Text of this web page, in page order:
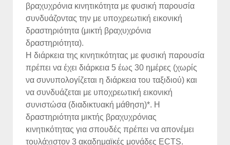
βραχυχρόνια κινητικότητα με φυσική παρουσία
συνδυάζοντας την με υποχρεωτική εικονική
δραστηριότητα (μικτή βραχυχρόνια
δραστηριότητα).
Η διάρκεια της κινητικότητας με φυσική παρουσία
πρέπει να έχει διάρκεια 5 έως 30 ημέρες (χωρίς
να συνυπολογίζεται η διάρκεια του ταξιδιού) και
να συνδυάζεται με υποχρεωτική εικονική
συνιστώσα (διαδικτυακή μάθηση)*. Η
δραστηριότητα μικτής βραχυχρόνιας
κινητικότητας για σπουδές πρέπει να απονέμει
τουλάχιστον 3 ακαδημαϊκές μονάδες ECTS.